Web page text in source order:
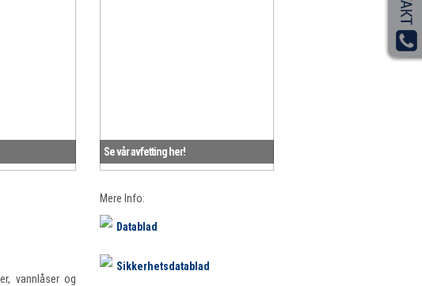
vannlåser og
Se vår avfetting her!
Mere Info:
Datablad
Sikkerhetsdatablad